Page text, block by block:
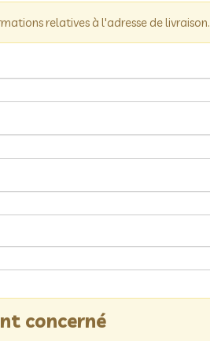
relatives à l'adresse de livraison.
concerné